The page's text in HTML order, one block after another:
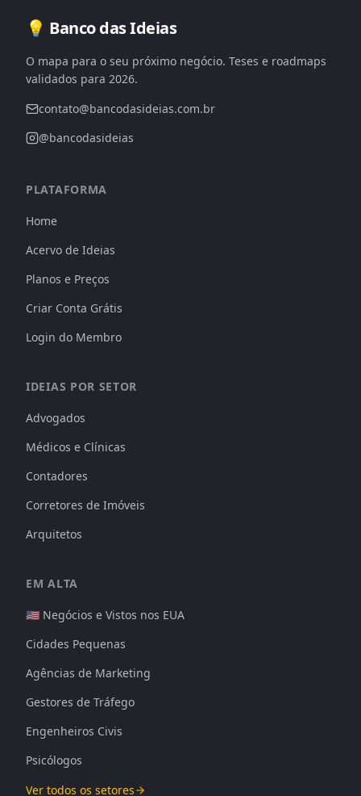
💡 Banco das Ideias
O mapa para o seu próximo negócio. Teses e roadmaps
validados para 2026.
contato@bancodasideias.com.br
@bancodasideias
PLATAFORMA
Home
Acervo de Ideias
Planos e Preços
Criar Conta Grátis
Login do Membro
IDEIAS POR SETOR
Advogados
Médicos e Clínicas
Contadores
Corretores de Imóveis
Arquitetos
EM ALTA
🇺🇸 Negócios e Vistos nos EUA
Cidades Pequenas
Agências de Marketing
Gestores de Tráfego
Engenheiros Civis
Psicólogos
Ver todos os setores